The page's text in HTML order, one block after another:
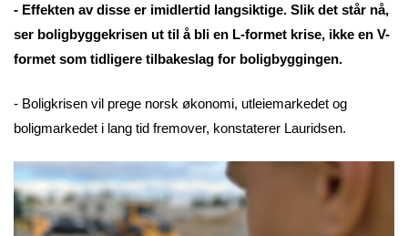
- Effekten av disse er imidlertid langsiktige. Slik det står nå,
ser boligbyggekrisen ut til å bli en L-formet krise, ikke en V-
formet som tidligere tilbakeslag for boligbyggingen.
- Boligkrisen vil prege norsk økonomi, utleiemarkedet og
boligmarkedet i lang tid fremover, konstaterer Lauridsen.